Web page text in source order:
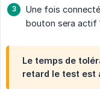
Une fois
bouton sera actif
Le temps de
retard le test est